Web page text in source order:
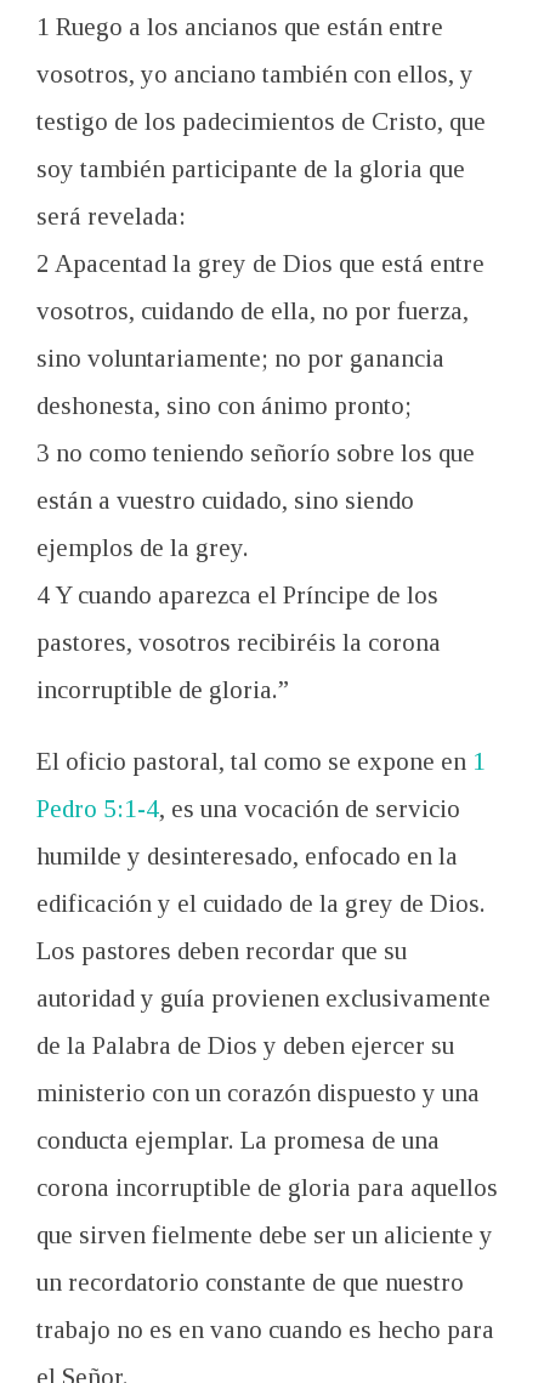
1 Ruego a los ancianos que están entre
vosotros, yo anciano también con ellos, y
testigo de los padecimientos de Cristo, que
soy también participante de la gloria que
será revelada:
2 Apacentad la grey de Dios que está entre
vosotros, cuidando de ella, no por fuerza,
sino voluntariamente; no por ganancia
deshonesta, sino con ánimo pronto;
3 no como teniendo señorío sobre los que
están a vuestro cuidado, sino siendo
ejemplos de la grey.
4 Y cuando aparezca el Príncipe de los
pastores, vosotros recibiréis la corona
incorruptible de gloria.”
El oficio pastoral, tal como se expone en 1
Pedro 5:1-4, es una vocación de servicio
humilde y desinteresado, enfocado en la
edificación y el cuidado de la grey de Dios.
Los pastores deben recordar que su
autoridad y guía provienen exclusivamente
de la Palabra de Dios y deben ejercer su
ministerio con un corazón dispuesto y una
conducta ejemplar. La promesa de una
corona incorruptible de gloria para aquellos
que sirven fielmente debe ser un aliciente y
un recordatorio constante de que nuestro
trabajo no es en vano cuando es hecho para
el Señor.